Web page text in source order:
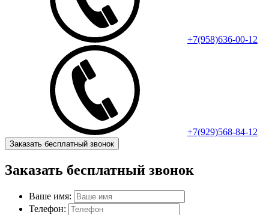
+7(958)636-00-12
+7(929)568-84-12
Заказать бесплатный звонок
Заказать бесплатный звонок
Ваше имя:
Телефон: